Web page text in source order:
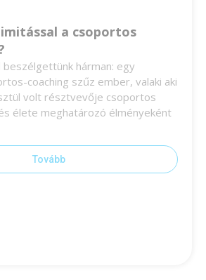
a csoportos
hárman: egy
coaching szűz ember, valaki aki
volt résztvevője csoportos
élete meghatározó élményeként
Tovább